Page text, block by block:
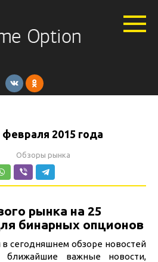
2015 года
Обзоры рынка
рынка на 25
бинарных опционов
сегодняшнем обзоре новостей
важные новости,